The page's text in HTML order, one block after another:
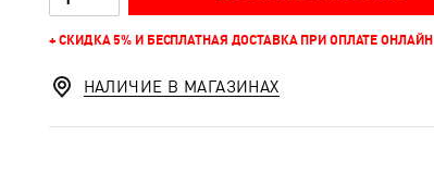
+ СКИДКА 5% И БЕСПЛАТНАЯ ДОСТАВКА ПРИ ОПЛАТЕ ОНЛАЙН
НАЛИЧИЕ В МАГАЗИНАХ